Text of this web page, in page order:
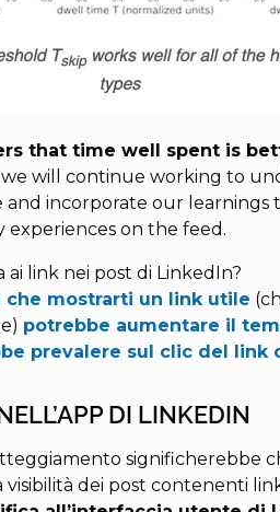
that time well spent is
we will continue working to
and incorporate our learnings
experiences on the feed.
ai link nei post di LinkedIn?
che mostrarti un link utile
potrebbe aumentare il
prevalere sul clic del link
DI LINKEDIN
significherebbe
dei post contenenti